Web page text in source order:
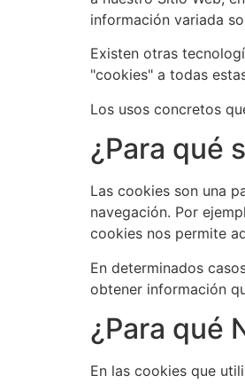
información variada
Existen otras
"cookies" a todas
Los usos concretos
¿Para qué
Las cookies son una
navegación. Por
cookies nos permite
En determinados
obtener información
¿Para qué
En las cookies que